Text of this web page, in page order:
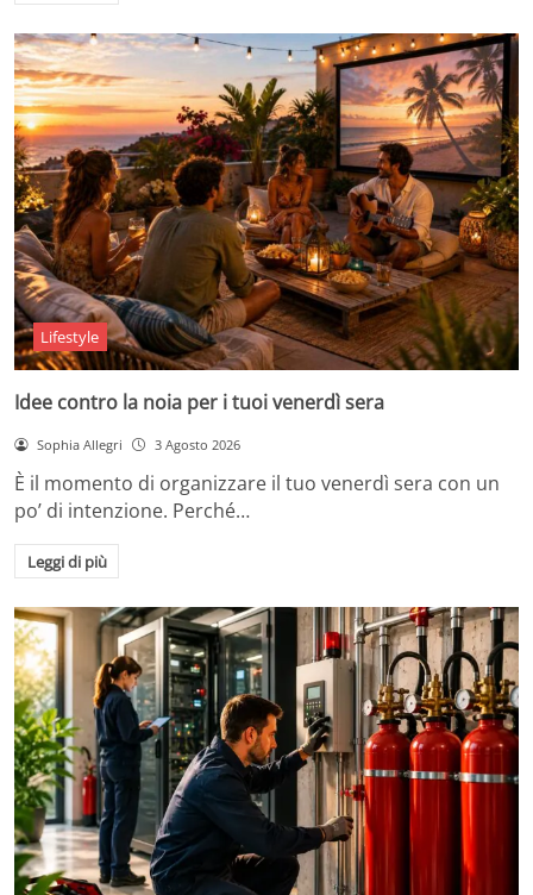
Lifestyle
Idee contro la noia per i tuoi venerdì sera
Sophia Allegri 3 Agosto 2026
È il momento di organizzare il tuo venerdì sera con un
po’ di intenzione. Perché…
Leggi di più